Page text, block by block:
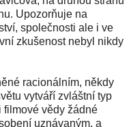
Upozorňuje na
společnosti ale i ve
zkušenost nebyl nikdy
racionálním, někdy
vytváří zvláštní typ
filmové vědy žádné
uznávaným, a